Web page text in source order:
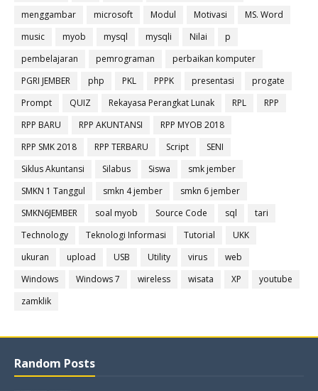
menggambar
microsoft Modul Motivasi
MS. Word
music
myob mysql mysqli Nilai
p
pembelajaran
pemrograman
perbaikan komputer
PGRI JEMBER
php PKL PPPK presentasi
progate
Prompt
QUIZ Rekayasa Perangkat Lunak RPL
RPP
RPP BARU
RPP AKUNTANSI
RPP MYOB 2018
RPP SMK 2018
RPP TERBARU Script
SENI
Siklus Akuntansi
Silabus Siswa
smk jember
SMKN 1 Tanggul
smkn 4 jember
smkn 6 jember
SMKN6JEMBER
soal myob Source Code sql
tari
Technology
Teknologi Informasi Tutorial
UKK
ukuran
upload USB Utility virus
web
Windows
Windows 7 wireless wisata XP
youtube
zamklik
Random Posts